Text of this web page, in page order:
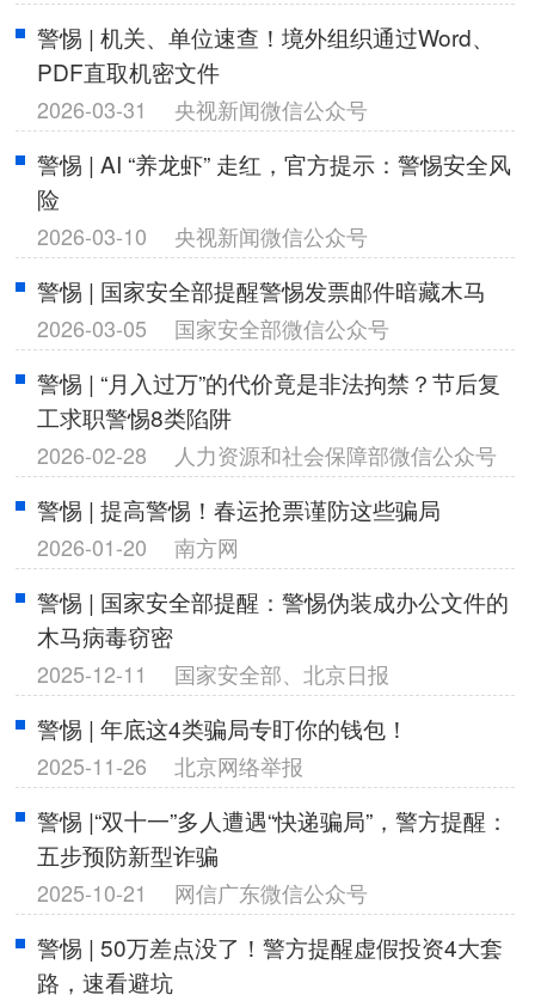
警惕 | 机关、单位速查！境外组织通过Word、
PDF直取机密文件
2026-03-31 央视新闻微信公众号
警惕 | AI “养龙虾” 走红，官方提示：警惕安全风
险
2026-03-10 央视新闻微信公众号
警惕 | 国家安全部提醒警惕发票邮件暗藏木马
2026-03-05 国家安全部微信公众号
警惕 | “月入过万”的代价竟是非法拘禁？节后复
工求职警惕8类陷阱
2026-02-28 人力资源和社会保障部微信公众号
警惕 | 提高警惕！春运抢票谨防这些骗局
2026-01-20 南方网
警惕 | 国家安全部提醒：警惕伪装成办公文件的
木马病毒窃密
2025-12-11 国家安全部、北京日报
警惕 | 年底这4类骗局专盯你的钱包！
2025-11-26 北京网络举报
警惕 |“双十一”多人遭遇“快递骗局”，警方提醒：
五步预防新型诈骗
2025-10-21 网信广东微信公众号
警惕 | 50万差点没了！警方提醒虚假投资4大套
路，速看避坑